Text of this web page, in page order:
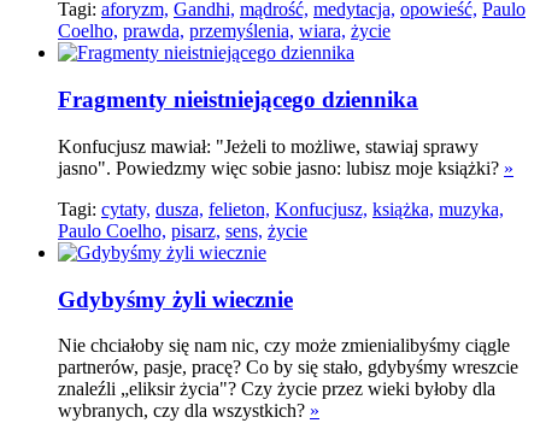
Tagi: aforyzm, Gandhi, mądrość, medytacja, opowieść, Paulo
Coelho, prawda, przemyślenia, wiara, życie
Fragmenty nieistniejącego dziennika
Konfucjusz mawiał: "Jeżeli to możliwe, stawiaj sprawy
jasno". Powiedzmy więc sobie jasno: lubisz moje książki? »
Tagi: cytaty, dusza, felieton, Konfucjusz, książka, muzyka,
Paulo Coelho, pisarz, sens, życie
Gdybyśmy żyli wiecznie
Nie chciałoby się nam nic, czy może zmienialibyśmy ciągle
partnerów, pasje, pracę? Co by się stało, gdybyśmy wreszcie
znaleźli „eliksir życia"? Czy życie przez wieki byłoby dla
wybranych, czy dla wszystkich? »